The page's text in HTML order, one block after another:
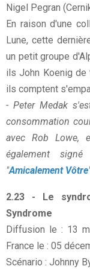
Nigel Pegran
En raison d'une
Lune, cette
un petit groupe
ils John Koenig de
ils comptent
- Peter Medak
consommation
avec Rob Lowe,
également
"Amicalement Vôtre
2.23 - Le
Syndrome
Diffusion le : 13
France le : 05
Scénario : Johnny